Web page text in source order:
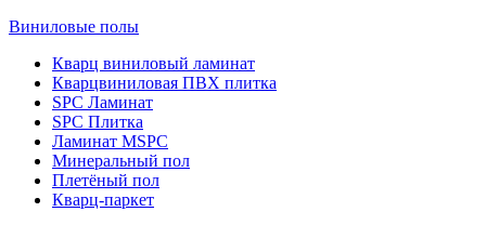
Виниловые полы
Кварц виниловый ламинат
Кварцвиниловая ПВХ плитка
SPC Ламинат
SPC Плитка
Ламинат MSPC
Минеральный пол
Плетёный пол
Кварц-паркет